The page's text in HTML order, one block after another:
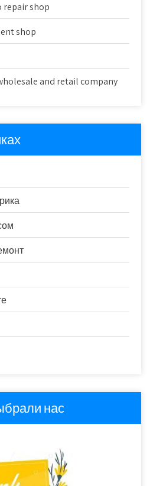
repair shop
shop
and retail company
нас